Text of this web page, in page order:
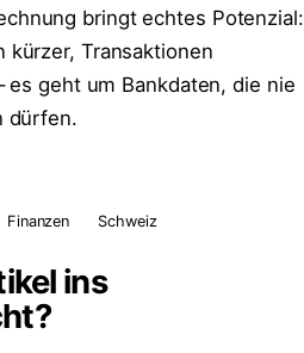
bringt echtes Potenzial:
kürzer, Transaktionen
es geht um Bankdaten, die nie
dürfen.
Finanzen Schweiz
ins